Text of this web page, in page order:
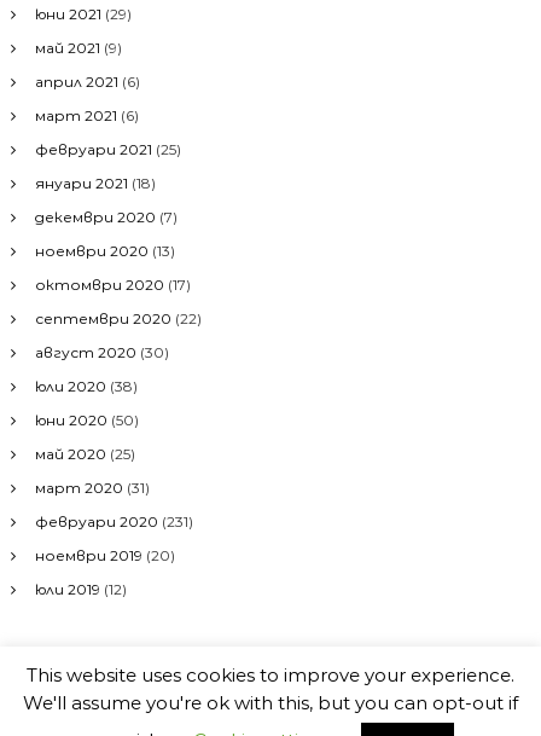
юни 2021 (29)
май 2021 (9)
април 2021 (6)
март 2021 (6)
февруари 2021 (25)
януари 2021 (18)
декември 2020 (7)
ноември 2020 (13)
октомври 2020 (17)
септември 2020 (22)
август 2020 (30)
юли 2020 (38)
юни 2020 (50)
май 2020 (25)
март 2020 (31)
февруари 2020 (231)
ноември 2019 (20)
юли 2019 (12)
Авторско право © 2026RILA.WS All rights reserved. Theme: Flash
by ThemeGrill. Powered byWordPress
This website uses cookies to improve your experience.
We'll assume you're ok with this, but you can opt-out if